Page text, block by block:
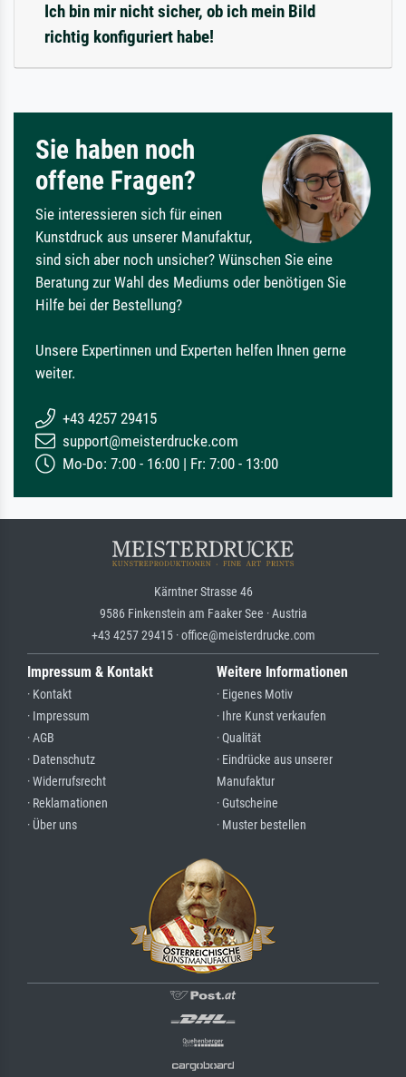
Ich bin mir nicht sicher, ob ich mein Bild
richtig konfiguriert habe!
Sie haben noch
offene Fragen?
Sie interessieren sich für einen
Kunstdruck aus unserer Manufaktur,
sind sich aber noch unsicher? Wünschen Sie eine
Beratung zur Wahl des Mediums oder benötigen Sie
Hilfe bei der Bestellung?
Unsere Expertinnen und Experten helfen Ihnen gerne
weiter.
+43 4257 29415
support@meisterdrucke.com
Mo-Do: 7:00 - 16:00 | Fr: 7:00 - 13:00
Kärntner Strasse 46
9586 Finkenstein am Faaker See · Austria
+43 4257 29415 · office@meisterdrucke.com
Impressum & Kontakt
· Kontakt
· Impressum
· AGB
· Datenschutz
· Widerrufsrecht
· Reklamationen
· Über uns
Weitere Informationen
· Eigenes Motiv
· Ihre Kunst verkaufen
· Qualität
· Eindrücke aus unserer
Manufaktur
· Gutscheine
· Muster bestellen